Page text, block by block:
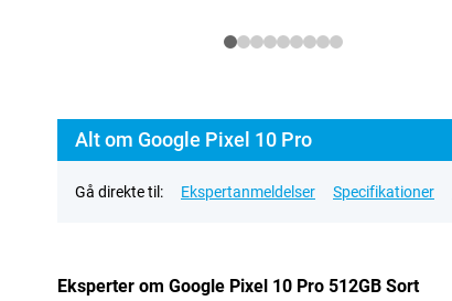
Alt om Google Pixel 10 Pro
Gå direkte til: Ekspertanmeldelser Specifikationer
Eksperter om Google Pixel 10 Pro 512GB Sort